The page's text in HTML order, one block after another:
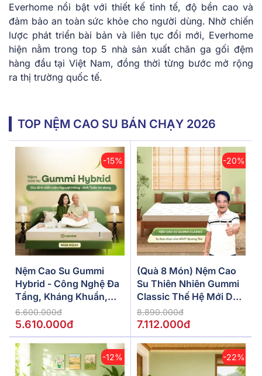
Everhome nổi bật với thiết kế tinh tế, độ bền cao và
đảm bảo an toàn sức khỏe cho người dùng. Nhờ chiến
lược phát triển bài bản và liên tục đổi mới, Everhome
hiện nằm trong top 5 nhà sản xuất chăn ga gối đệm
hàng đầu tại Việt Nam, đồng thời từng bước mở rộng
ra thị trường quốc tế.
TOP NỆM CAO SU BÁN CHẠY 2026
-15%
Nệm Cao Su Gummi
Hybrid - Công Nghệ Đa
Tầng, Kháng Khuẩn,
Siêu Thoáng Mát
6.600.000đ
5.610.000đ
-20%
(Quà 8 Món) Nệm Cao
Su Thiên Nhiên Gummi
Classic Thế Hệ Mới Dày
5/10/15cm
8.890.000đ
7.112.000đ
-12% -22%